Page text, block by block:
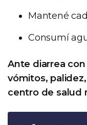
Mantené
Consumí
Ante diarrea
vómitos,
centro de salud